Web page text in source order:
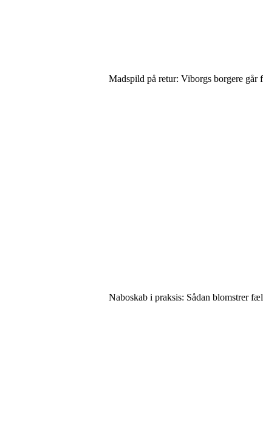
Madspild på retur: Viborgs borgere går
Naboskab i praksis: Sådan blomstrer